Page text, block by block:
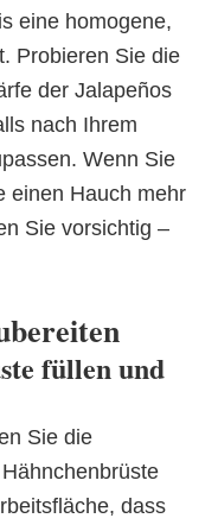
eine homogene,
Probieren Sie die
der Jalapeños
nach Ihrem
Wenn Sie
einen Hauch mehr
Sie vorsichtig –
füllen und
Sie die
dass